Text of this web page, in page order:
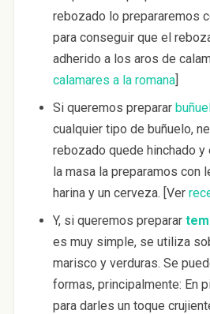
rebozado lo prepararemos
para conseguir que el
adherido a los aros de
calamares a la romana]
Si queremos preparar
cualquier tipo de buñuelo,
rebozado quede hinchado
la masa la preparamos con
harina y un cerveza. [Ver
Y, si queremos preparar
es muy simple, se utiliza
marisco y verduras. Se
formas, principalmente: En
para darles un toque